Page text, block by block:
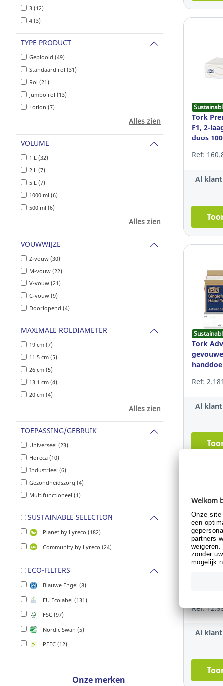
3 (12)
4 (3)
TYPE PRODUCT
Geplooid (49)
Standaard rol (31)
Rol (21)
Jumbo rol (13)
Lotion (7)
Alles zien
VOLUME
1 L (32)
2 L (7)
5 L (7)
1000 ml (6)
500 ml (6)
Alles zien
VOUWWIJZE
Z-vouw (30)
M-vouw (22)
V-vouw (21)
C-vouw (9)
Doorlopend (4)
MAXIMALE ROLDIAMETER
19 cm (7)
11.5 cm (5)
26 cm (5)
13.1 cm (4)
20 cm (4)
Alles zien
TOEPASSING/GEBRUIK
Universeel (23)
Horeca (10)
Industrieel (6)
Gezondheidszorg (4)
Multifunctioneel (1)
SUSTAINABLE SELECTION
Planet by Lyreco (182)
Community by Lyreco (24)
ECO-FILTERS
Blauwe Engel (8)
EU Ecolabel (131)
FSC (97)
Nordic Swan (5)
PEFC (12)
Onze merken
Tork
F1, 2-
doos
Ref:
Al
Tork
Ref:
Al
Ref:
Al